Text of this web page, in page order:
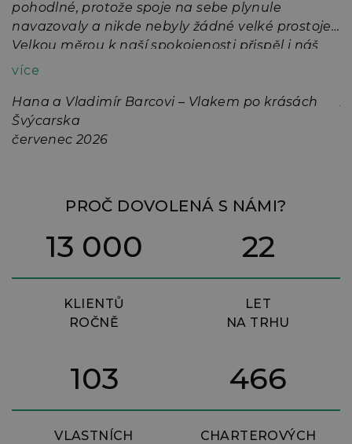
pohodlné, protože spoje na sebe plynule
navazovaly a nikde nebyly žádné velké prostoje.
Velkou měrou k naší spokojenosti přispěl i náš
průvodce Pavel Straka svými znalostmi a
více
Hana a Vladimír Barcovi – Vlakem po krásách
Švýcarska
červenec 2026
PROČ DOVOLENÁ S NÁMI?
KLIENTŮ
ROČNĚ
13 000
LET
NA TRHU
22
VLASTNÍCH
103
CHARTEROVÝCH
466